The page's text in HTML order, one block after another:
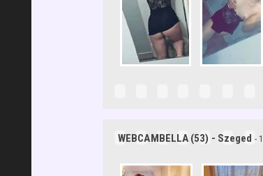
WEBCAMBELLA (53) - Szeged -